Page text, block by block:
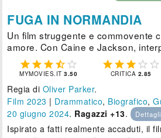
FUGA IN NORMANDIA
Un film struggente e commovente
amore. Con Caine e Jackson,
    
MYMOVIES.IT3.50
    
CRITICA 2.85
Regia di Oliver Parker.
Film 2023 | Drammatico, Biografico,
20 giugno 2024. Ragazzi +13.
Ispirato a fatti realmente accaduti, il